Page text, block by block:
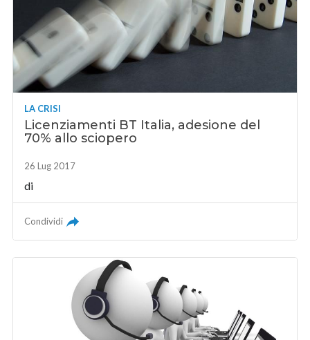
LA CRISI
Licenziamenti BT Italia, adesione del
70% allo sciopero
26 Lug 2017
di
Condividi